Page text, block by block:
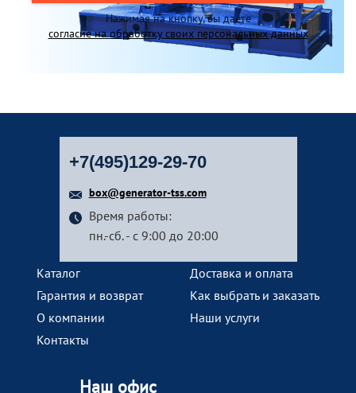
Нажимая на кнопку, вы даете
согласие на обработку своих персональных данных
+7(495)129-29-70
box@generator-tss.com
Время работы:
пн.-сб. - с 9:00 до 20:00
Каталог
Доставка и оплата
Гарантия и возврат
Как выбрать и заказать
О компании
Наши услуги
Контакты
Наш офис